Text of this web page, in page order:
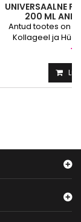
UNIVERSAALNE
200 ML
Antud tootes on
Kollageel ja